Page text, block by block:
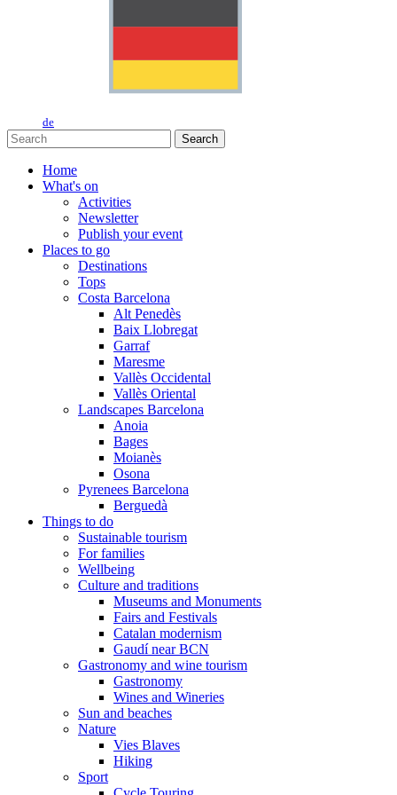
de
Search
Home
What's on
Activities
Newsletter
Publish your event
Places to go
Destinations
Tops
Costa Barcelona
Alt Penedès
Baix Llobregat
Garraf
Maresme
Vallès Occidental
Vallès Oriental
Landscapes Barcelona
Anoia
Bages
Moianès
Osona
Pyrenees Barcelona
Berguedà
Things to do
Sustainable tourism
For families
Wellbeing
Culture and traditions
Museums and Monuments
Fairs and Festivals
Catalan modernism
Gaudí near BCN
Gastronomy and wine tourism
Gastronomy
Wines and Wineries
Sun and beaches
Nature
Vies Blaves
Hiking
Sport